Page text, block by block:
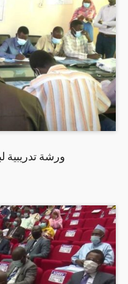
ورشة تدريبية